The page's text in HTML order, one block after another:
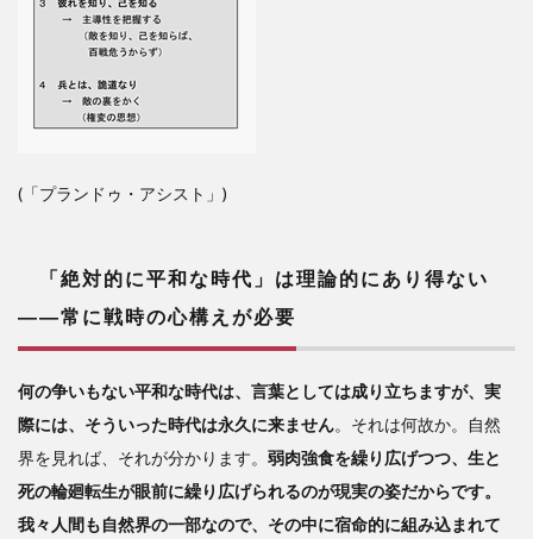
(「プランドゥ・アシスト」)
「絶対的に平和な時代」は理論的にあり得ない
――常に戦時の心構えが必要
何の争いもない平和な時代は、言葉としては成り立ちますが、実
際には、そういった時代は永久に来ません。それは何故か。自然
界を見れば、それが分かります。 弱肉強食を繰り広げつつ、生と
死の輪廻転生が眼前に繰り広げられるのが現実の姿だからです。
我々人間も自然界の一部なので、その中に宿命的に組み込まれて